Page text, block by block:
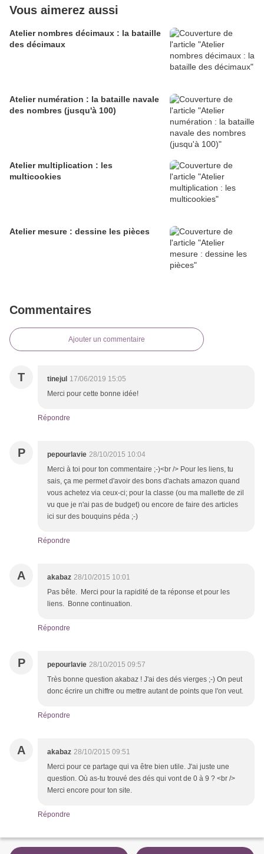
Vous aimerez aussi
Atelier nombres décimaux : la bataille
des décimaux
Atelier numération : la bataille navale
des nombres (jusqu'à 100)
Atelier multiplication : les
multicookies
Atelier mesure : dessine les pièces
Commentaires
Ajouter un commentaire
T tinejul 17/06/2019 15:05
Merci pour cette bonne idée!
Répondre
P pepourlavie 28/10/2015 10:04
Merci à toi pour ton commentaire ;-)<br /> Pour les liens, tu
sais, ça me permet d'avoir des bons d'achats amazon quand
vous achetez via ceux-ci; pour la classe (ou ma mallette de zil
vu que je n'ai pas de budget) ou encore de faire des articles
ici sur des bouquins péda ;-)
Répondre
A akabaz 28/10/2015 10:01
Pas bête. Merci pour la rapidité de ta réponse et pour les
liens. Bonne continuation.
Répondre
P pepourlavie 28/10/2015 09:57
Très bonne question akabaz ! J'ai des dés vierges ;-) On peut
donc écrire un chiffre ou mettre autant de points que l'on veut.
Répondre
A akabaz 28/10/2015 09:51
Merci pour ce partage qui va être bien utile. J'ai juste une
question. Où as-tu trouvé des dés qui vont de 0 à 9 ? <br />
Merci encore pour ton site.
Répondre